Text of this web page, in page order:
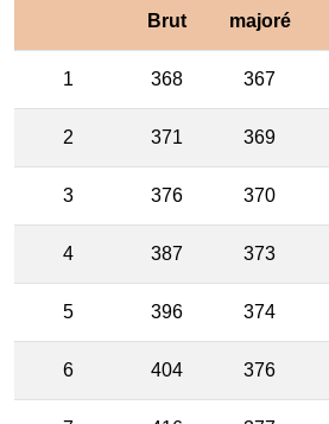
Brut majoré
1 368 367
2 371 369
3 376 370
4 387 373
5 396 374
6 404 376